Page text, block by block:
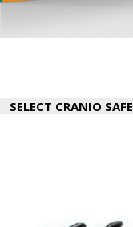
SELECT CRANIO SAFE